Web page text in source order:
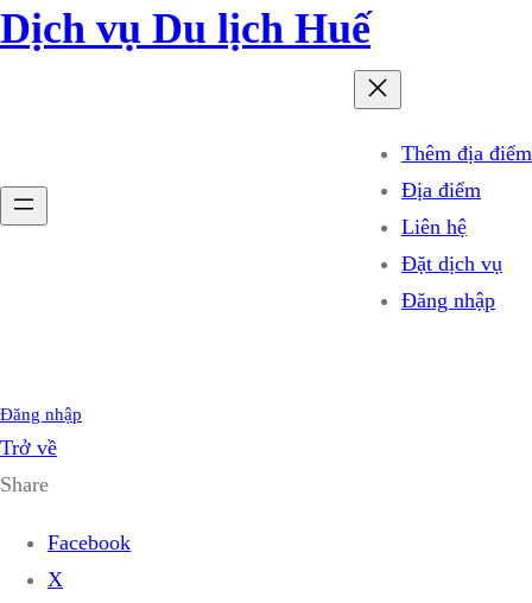
Dịch vụ Du lịch Huế
Thêm địa điểm
Địa điểm
Liên hệ
Đặt dịch vụ
Đăng nhập
Đăng nhập
Trở về
Share
Facebook
X